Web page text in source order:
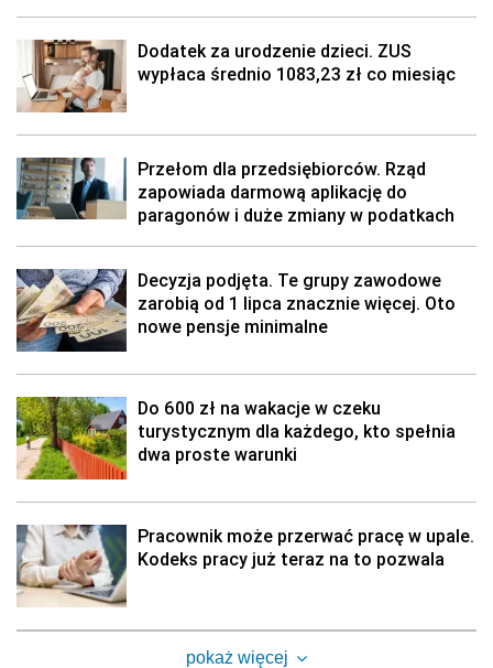
Dodatek za urodzenie dzieci. ZUS
wypłaca średnio 1083,23 zł co miesiąc
Przełom dla przedsiębiorców. Rząd
zapowiada darmową aplikację do
paragonów i duże zmiany w podatkach
Decyzja podjęta. Te grupy zawodowe
zarobią od 1 lipca znacznie więcej. Oto
nowe pensje minimalne
Do 600 zł na wakacje w czeku
turystycznym dla każdego, kto spełnia
dwa proste warunki
Pracownik może przerwać pracę w upale.
Kodeks pracy już teraz na to pozwala
pokaż więcej